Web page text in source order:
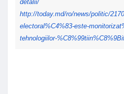
detalii/
http://today.md/ro/news/politic/
electoral%C4%83-este-
tehnologiilor-%C8%99tiin%C8%